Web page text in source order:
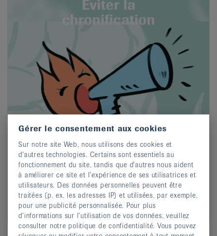
Gérer le consentement aux cookies
Sur notre site Web, nous utilisons des cookies et
d’autres technologies. Certains sont essentiels au
fonctionnement du site, tandis que d’autres nous aident
à améliorer ce site et l’expérience de ses utilisatrices et
utilisateurs. Des données personnelles peuvent être
traitées (p. ex. les adresses IP) et utilisées, par exemple,
pour une publicité personnalisée. Pour plus
d’informations sur l’utilisation de vos données, veuillez
consulter notre politique de confidentialité. Vous pouvez